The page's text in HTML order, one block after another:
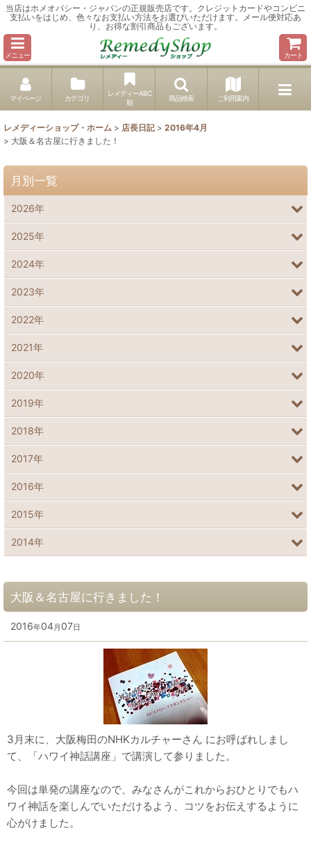
当店はホメオパシー・ジャパンの正規販売店です。クレジットカードやコンビニ
支払いをはじめ、色々なお支払い方法をお選びいただけます。メール便対応あ
り、お得な割引商品もございます。
メニュー カート
マイページ カテゴリ
レメディーABC
順
商品検索 ご利用案内
レメディーショップ・ホーム > 店長日記 > 2016年4月
> 大阪＆名古屋に行きました！
大阪＆名古屋に行きました！
2016年04月 07日
3月末に、大阪梅田のNHKカルチャーさん にお呼ばれしまし
て、「ハワイ神話講座」で講演して参りました。
今回は単発の講座なので、みなさんがこれからおひとりでもハ
ワイ神話を楽しんでいただけるよう、コツをお伝えするように
心がけました。
月別一覧
2026年
2025年
2024年
2023年
2022年
2021年
2020年
2019年
2018年
2017年
2016年
2015年
2014年